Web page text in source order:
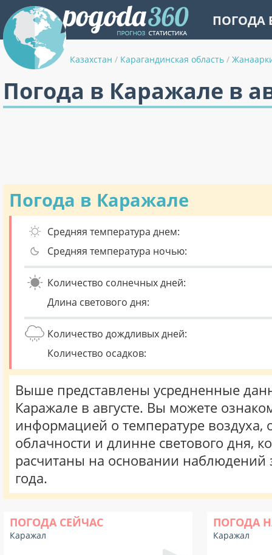
ПОГОДА
Казахстан / Карагандинская область /
Погода в Каражале в
Погода в Каражале
Средняя температура днем:
Средняя температура ночью:
Количество солнечных дней:
Длина светового дня:
Количество дождливых дней:
Количество осадков:
Выше представлены усредненные
Каражале в августе. Вы можете
информацией о температуре воздуха,
облачности и длинне светового дня,
расчитаны на основании наблюдений
года.
ПОГОДА СЕЙЧАС
Каражал
ПОГОДА
Каражал